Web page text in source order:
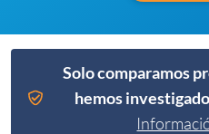
Solo comparamos
hemos